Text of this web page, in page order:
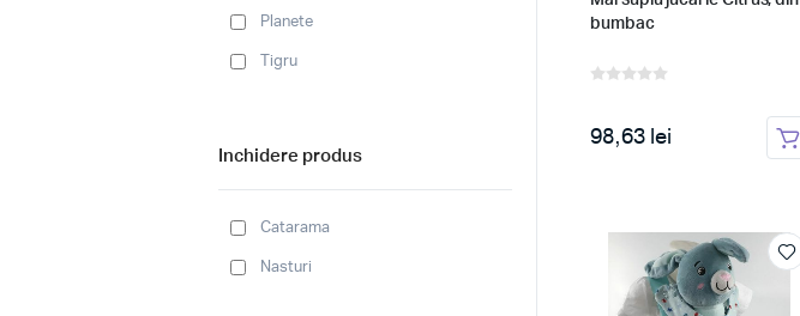
Planete
Tigru
Inchidere produs
Catarama
Nasturi
bumbac
98,63 lei